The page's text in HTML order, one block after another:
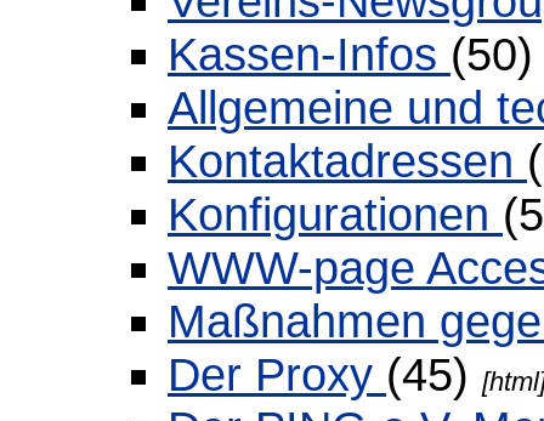
Kassen-Infos
Allgemeine und
Kontaktadressen
Konfigurationen
WWW-page
Maßnahmen
Der Proxy (45)